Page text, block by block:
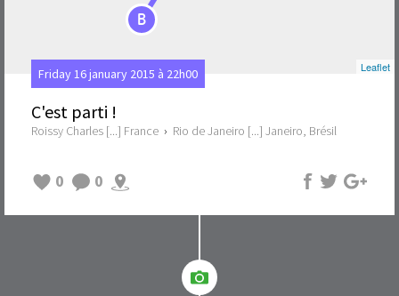
B
Leaflet
Friday 16 january 2015 à 22h00
C'est parti !
Roissy Charles [...] France › Rio de Janeiro [...] Janeiro, Brésil
0 0